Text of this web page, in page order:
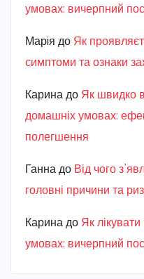
умовах: вичерпний
Марiя до Як
симптоми та ознаки
Карина до Як швидко
домашніх умовах:
полегшення
Ганна до Від чого
головні причини та
Карина до Як
умовах: вичерпний